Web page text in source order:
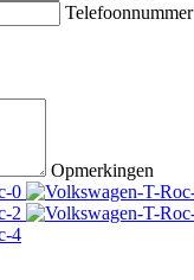
Telefoonnummer
Opmerkingen